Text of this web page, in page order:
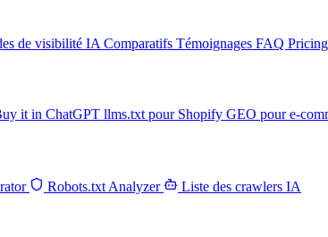
de visibilité IA Comparatifs Témoignages FAQ Pricing
it in ChatGPT llms.txt pour Shopify GEO pour e-
Robots.txt Analyzer Liste des crawlers IA